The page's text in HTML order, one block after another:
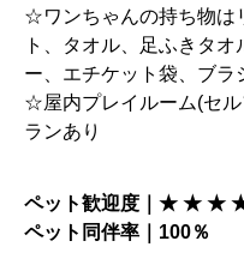
☆ワンちゃんの持ち物は
ト、タオル、足ふきタ
ー、エチケット袋、ブラ
☆屋内プレイルーム(セ
ランあり
ペット歓迎度｜★ ★
ペット同伴率｜100％